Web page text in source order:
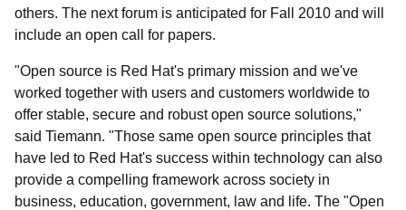
others. The next forum is anticipated for Fall 2010 and will
include an open call for papers.
"Open source is Red Hat's primary mission and we've
worked together with users and customers worldwide to
offer stable, secure and robust open source solutions,"
said Tiemann. "Those same open source principles that
have led to Red Hat's success within technology can also
provide a compelling framework across society in
business, education, government, law and life. The "Open